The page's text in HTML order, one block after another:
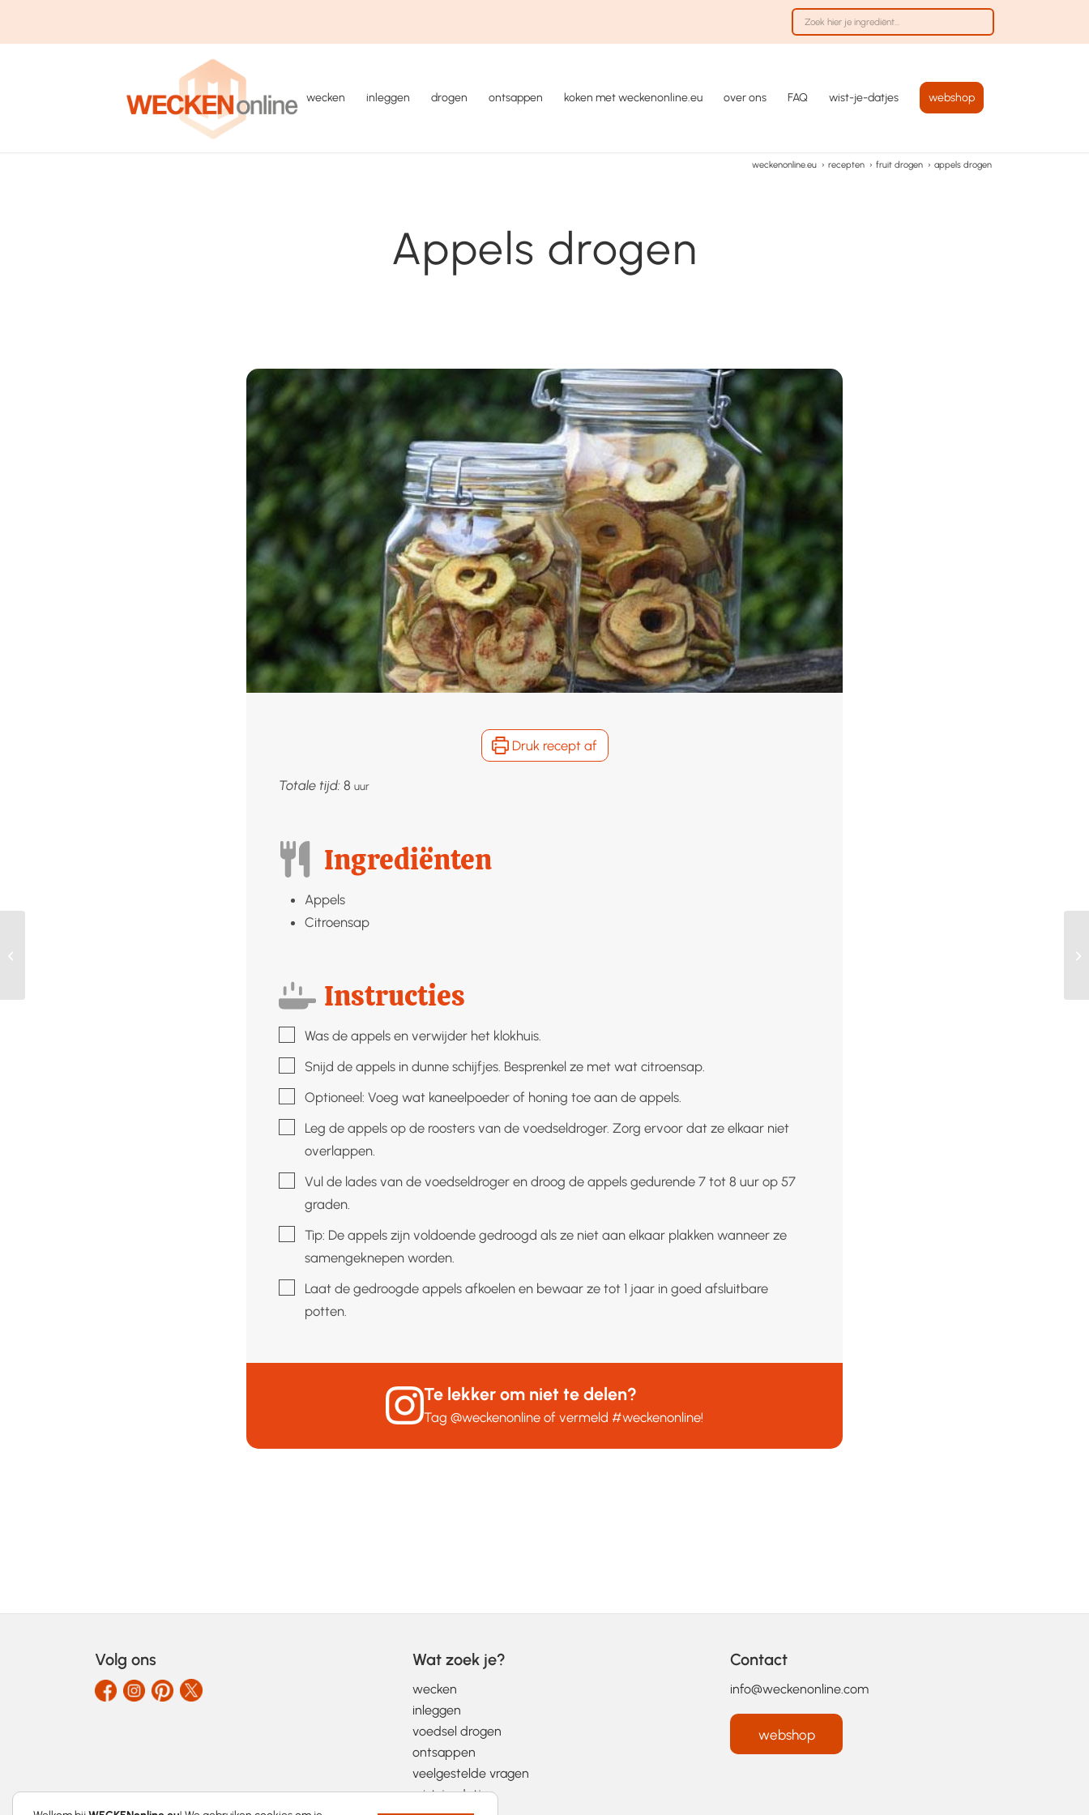
wecken inleggen drogen ontsappen koken met weckenonline.eu over ons FAQ wist-je-datjes webshop
weckenonline.eu › recepten › fruit drogen › appels drogen
Appels drogen
Druk recept af
Totale tijd: 8 uur
uur
Ingrediënten
Appels
Citroensap
Instructies
▢Was de appels en verwijder het klokhuis.
▢Snijd de appels in dunne schijfjes. Besprenkel ze met wat citroensap.
▢
Optioneel: Voeg wat kaneelpoeder of honing toe aan de appels.
▢Leg de appels op de roosters van de voedseldroger. Zorg ervoor dat ze elkaar niet
overlappen.
▢Vul de lades van de voedseldroger en droog de appels gedurende 7 tot 8 uur op 57
graden.
▢
Tip: De appels zijn voldoende gedroogd als ze niet aan elkaar plakken wanneer ze
samengeknepen worden.
▢Laat de gedroogde appels afkoelen en bewaar ze tot 1 jaar in goed afsluitbare
potten.
Te lekker om niet te delen?
Tag@weckenonline of vermeld#weckenonline!
Volg ons Wat zoek je?
wecken
inleggen
voedsel drogen
ontsappen
veelgestelde vragen
wist-je-datjes
Contact
info@weckenonline.com
webshop